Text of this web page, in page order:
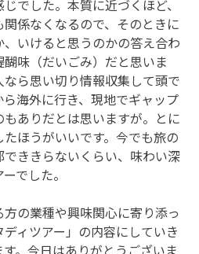
でした。本質に近づくほど、
係なくなるので、そのときに
いけると思うのかの答え合わ
味（だいごみ）だと思いま
なら思い切り情報収集して頭で
海外に行き、現地でギャップ
ありだとは思いますが。とに
ほうがいいです。今でも旅の
ききらないくらい、味わい深
でした。
の業種や興味関心に寄り添っ
ィツアー」の内容にしていき
。今日はありがとうございま